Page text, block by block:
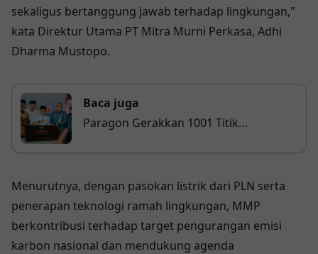
sekaligus bertanggung jawab terhadap lingkungan,"
kata Direktur Utama PT Mitra Murni Perkasa, Adhi
Dharma Mustopo.
Baca juga
Paragon Gerakkan 1001 Titik
Menurutnya, dengan pasokan listrik dari PLN serta
penerapan teknologi ramah lingkungan, MMP
berkontribusi terhadap target pengurangan emisi
karbon nasional dan mendukung agenda